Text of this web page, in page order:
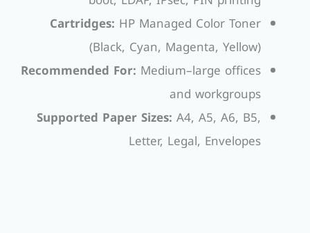
Cartridges: HP Managed Color Toner
(Black, Cyan, Magenta, Yellow)
Recommended For: Medium–large offices
and workgroups
Supported Paper Sizes: A4, A5, A6, B5,
Letter, Legal, Envelopes